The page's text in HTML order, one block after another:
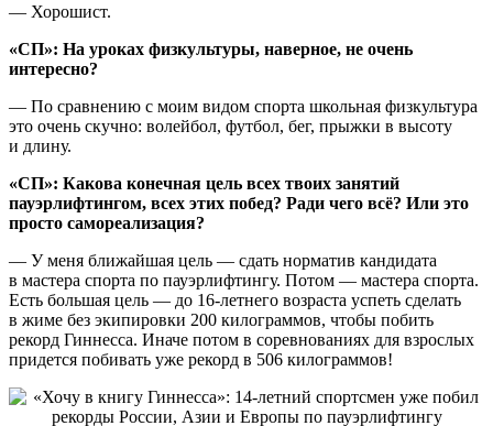
— Хорошист.
«СП»: На уроках физкультуры, наверное, не очень
интересно?
— По сравнению с моим видом спорта школьная физкультура
это очень скучно: волейбол, футбол, бег, прыжки в высоту
и длину.
«СП»: Какова конечная цель всех твоих занятий
пауэрлифтингом, всех этих побед? Ради чего всё? Или это
просто самореализация?
— У меня ближайшая цель — сдать норматив кандидата
в мастера спорта по пауэрлифтингу. Потом — мастера спорта.
Есть большая цель — до 16-летнего возраста успеть сделать
в жиме без экипировки 200 килограммов, чтобы побить
рекорд Гиннесса. Иначе потом в соревнованиях для взрослых
придется побивать уже рекорд в 506 килограммов!